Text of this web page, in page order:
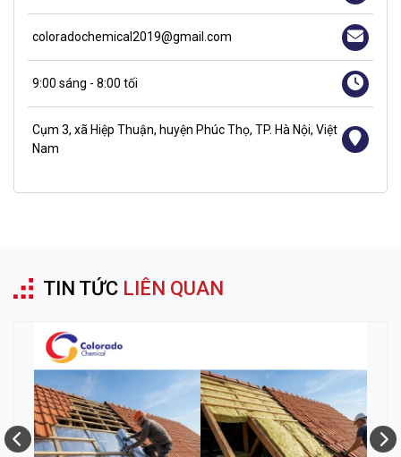
coloradochemical2019@gmail.com
9:00 sáng - 8:00 tối
Cụm 3, xã Hiệp Thuận, huyện Phúc Thọ, TP. Hà Nội, Việt
Nam
TIN TỨC LIÊN QUAN